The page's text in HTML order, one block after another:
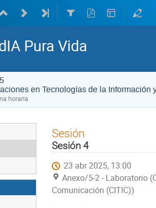
Pura Vida
en Tecnologías de la Información
horaria
Sesión
Sesión 4
23 abr 2025, 13:00
Anexo/5-2 - Laboratorio
Comunicación (CITIC))